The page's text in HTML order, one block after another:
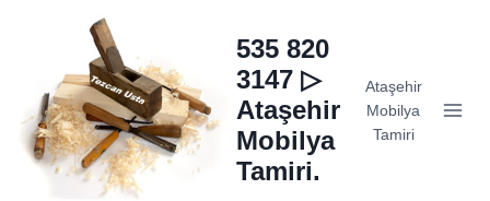
535 820
3147 ▷
Ataşehir
Mobilya
Tamiri.
Ataşehir
Mobilya
Tamiri